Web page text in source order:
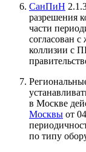
СанПиН
разрешения
части
согласован
коллизии с
в Москве
Москвы от
по типу